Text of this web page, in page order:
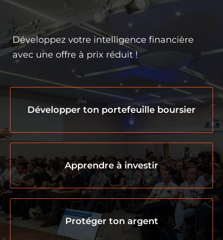
Développez votre intelligence financière
avec une offre à prix réduit !
Développer ton portefeuille boursier
Apprendre à investir
Protéger ton argent